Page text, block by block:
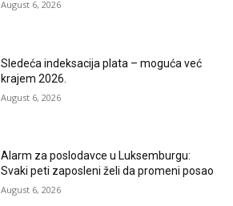
August 6, 2026
Sledeća indeksacija plata – moguća već
krajem 2026.
August 6, 2026
Alarm za poslodavce u Luksemburgu:
Svaki peti zaposleni želi da promeni posao
August 6, 2026